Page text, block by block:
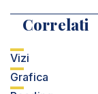
Correlati
Vizi
Grafica